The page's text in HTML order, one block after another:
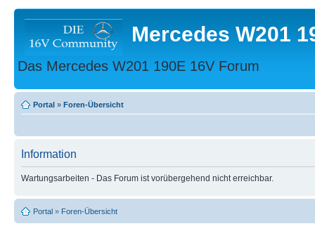
Mercedes W201
Das Mercedes W201 190E 16V Forum
Portal » Foren-Übersicht
Information
Wartungsarbeiten - Das Forum ist vorübergehend nicht erreichbar.
Portal » Foren-Übersicht